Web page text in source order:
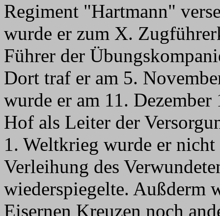
Regiment "Hartmann"
wurde er zum X.
Führer der
Dort traf er am 5.
wurde er am 11.
Hof als Leiter der
1. Weltkrieg wurde er
Verleihung des
wiederspiegelte. Außderm
Eisernen Kreuzen noch